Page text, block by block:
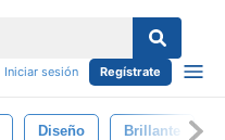
Iniciar sesión Regístrate
Diseño Brillante